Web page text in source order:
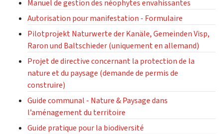
Manuel de gestion des néophytes envahissantes
Autorisation pour manifestation - Formulaire
Pilotprojekt Naturwerte der Kanäle, Gemeinden Visp,
Raron und Baltschieder (uniquement en allemand)
Projet de directive concernant la protection de la
nature et du paysage (demande de permis de
construire)
Guide communal - Nature & Paysage dans
l’aménagement du territoire
Guide pratique pour la biodiversité